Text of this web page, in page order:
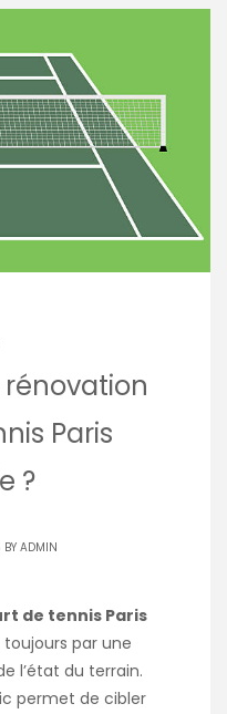
rénovation
Paris
?
ADMIN
de tennis Paris
par une
l’état du terrain.
permet de cibler